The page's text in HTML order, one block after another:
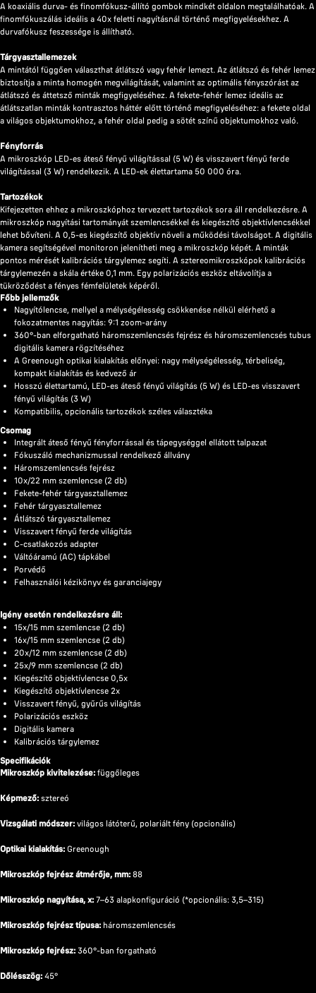
A koaxiális durva- és finomfókusz-állító gombok mindkét oldalon megtalálhatóak. A
finomfókuszálás ideális a 40x feletti nagyításnál történő megfigyelésekhez. A
durvafókusz feszessége is állítható.
Tárgyasztallemezek
A mintától függően választhat átlátszó vagy fehér lemezt. Az átlátszó és fehér lemez
biztosítja a minta homogén megvilágítását, valamint az optimális fényszórást az
átlátszó és áttetsző minták megfigyeléséhez. A fekete-fehér lemez ideális az
átlátszatlan minták kontrasztos háttér előtt történő megfigyeléséhez: a fekete oldal
a világos objektumokhoz, a fehér oldal pedig a sötét színű objektumokhoz való.
Fényforrás
A mikroszkóp LED-es áteső fényű világítással (5 W) és visszavert fényű ferde
világítással (3 W) rendelkezik. A LED-ek élettartama 50 000 óra.
Tartozékok
Kifejezetten ehhez a mikroszkóphoz tervezett tartozékok sora áll rendelkezésre. A
mikroszkóp nagyítási tartományát szemlencsékkel és kiegészítő objektívlencsékkel
lehet bővíteni. A 0,5-es kiegészítő objektív növeli a működési távolságot. A digitális
kamera segítségével monitoron jelenítheti meg a mikroszkóp képét. A minták
pontos mérését kalibrációs tárgylemez segíti. A sztereomikroszkópok kalibrációs
tárgylemezén a skála értéke 0,1 mm. Egy polarizációs eszköz eltávolítja a
tükröződést a fényes fémfelületek képéről.
Főbb jellemzők
Nagyítólencse, mellyel a mélységélesség csökkenése nélkül elérhető a
fokozatmentes nagyítás: 9:1 zoom-arány
360°-ban elforgatható háromszemlencsés fejrész és háromszemlencsés tubus
digitális kamera rögzítéséhez
A Greenough optikai kialakítás előnyei: nagy mélységélesség, térbeliség,
kompakt kialakítás és kedvező ár
Hosszú élettartamú, LED-es áteső fényű világítás (5 W) és LED-es visszavert
fényű világítás (3 W)
Kompatibilis, opcionális tartozékok széles választéka
Csomag
Integrált áteső fényű fényforrással és tápegységgel ellátott talpazat
Fókuszáló mechanizmussal rendelkező állvány
Háromszemlencsés fejrész
10x/22 mm szemlencse (2 db)
Fekete-fehér tárgyasztallemez
Fehér tárgyasztallemez
Átlátszó tárgyasztallemez
Visszavert fényű ferde világítás
C-csatlakozós adapter
Váltóáramú (AC) tápkábel
Porvédő
Felhasználói kézikönyv és garanciajegy
Igény esetén rendelkezésre áll:
15x/15 mm szemlencse (2 db)
16x/15 mm szemlencse (2 db)
20x/12 mm szemlencse (2 db)
25x/9 mm szemlencse (2 db)
Kiegészítő objektívlencse 0,5x
Kiegészítő objektívlencse 2x
Visszavert fényű, gyűrűs világítás
Polarizációs eszköz
Digitális kamera
Kalibrációs tárgylemez
Specifikációk
Mikroszkóp kivitelezése: függőleges
Képmező: sztereó
Vizsgálati módszer: világos látóterű, polariált fény (opcionális)
Optikai kialakítás: Greenough
Mikroszkóp fejrész átmérője, mm: 88
Mikroszkóp nagyítása, x: 7–63 alapkonfiguráció (*opcionális: 3,5–315)
Mikroszkóp fejrész típusa: háromszemlencsés
Mikroszkóp fejrész: 360°-ban forgatható
Dőlésszög: 45°